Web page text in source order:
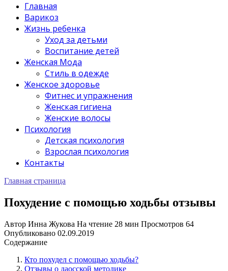
Главная
Варикоз
Жизнь ребенка
Уход за детьми
Воспитание детей
Женская Мода
Стиль в одежде
Женское здоровье
Фитнес и упражнения
Женская гигиена
Женские волосы
Психология
Детская психология
Взрослая психология
Контакты
Главная страница
Похудение с помощью ходьбы отзывы
Автор Инна Жукова На чтение 28 мин Просмотров 64
Опубликовано 02.09.2019
Содержание
Кто похудел с помощью ходьбы?
Отзывы о даосской методике